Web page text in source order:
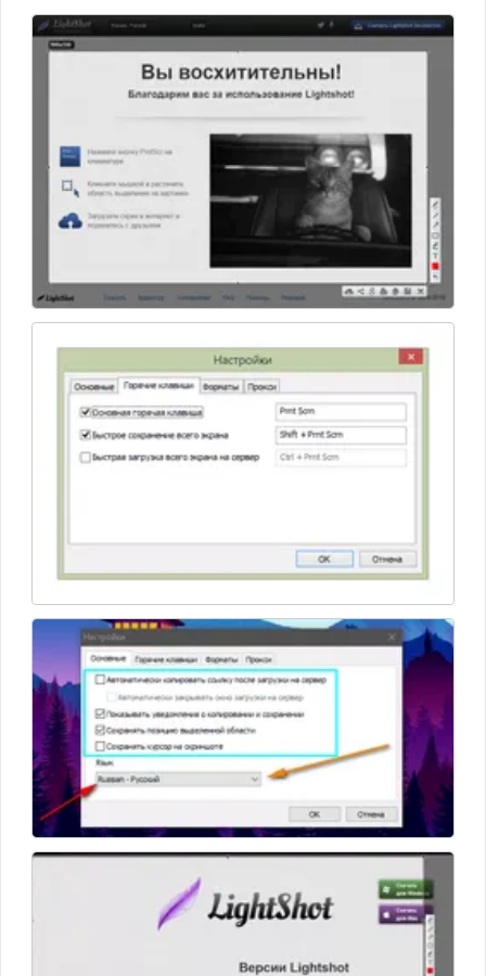
вставки.
Если этих инструментов недостаточно, можно загрузить
фото на сервер и обрабатывать там с помощью более
мощного редактора, который предлагает более широкий
Снимок можно сохранять в нескольких форматах,
включая jpeg, png и bmp. Для этого нужно выбрать
нужную область экрана и нажать Ctrl+S.
Поделиться скриншотом с другими пользователями
можно и без сохранения на ПК. Снимки можно
моментально загружать на разные площадки:
• Официальный сайт. Программа загружает файл на
сервера Lightshot и дает пользователю короткую
ссылку доступа. При желании можно
авторизоваться на сайте и хранить историю
скриншотов.
• Социальные сети. Утилита позволяет мгновенно
создавать посты для Google+ и Twitter.
LightShot выпускается в двух вариантах: расширение для
Интерфейс переведен на русский язык. Последняя версия
– LightShot 5.4.0.35 – вышла в конце 2017 года.